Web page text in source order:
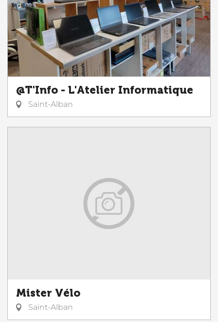
@T'Info - L'Atelier Informatique
Saint-Alban
Mister Vélo
Saint-Alban